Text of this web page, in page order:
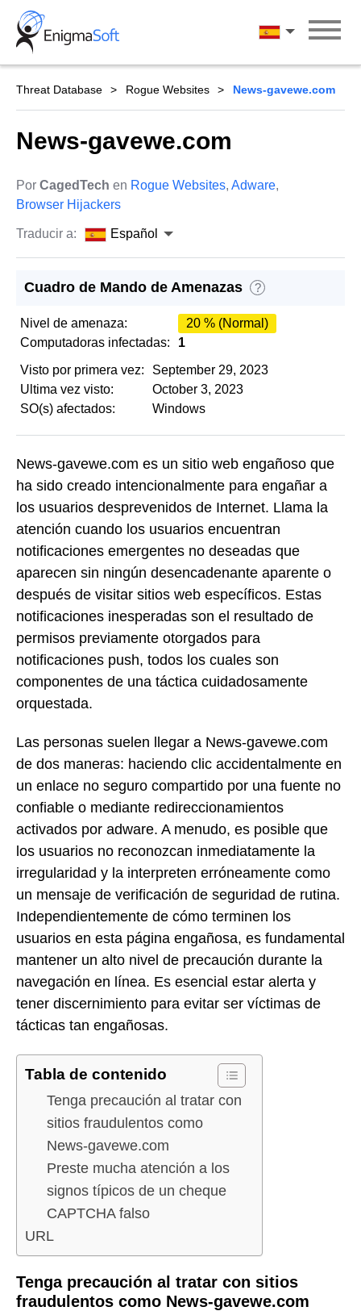
Skip
content
Español
Threat Database Rogue Websites News-gavewe.com
News-gavewe.com
Por CagedTech en Rogue Websites, Adware,
Browser Hijackers
Traducir a: Español
Cuadro de Mando de Amenazas ?
Nivel de amenaza:
20 % (Normal)
Computadoras infectadas:
1
Visto por primera vez:
September 29, 2023
Ultima vez visto:
October 3, 2023
SO(s) afectados:
Windows
News-gavewe.com es un sitio web engañoso que
ha sido creado intencionalmente para engañar a
los usuarios desprevenidos de Internet. Llama la
atención cuando los usuarios encuentran
notificaciones emergentes no deseadas que
aparecen sin ningún desencadenante aparente o
después de visitar sitios web específicos. Estas
notificaciones inesperadas son el resultado de
permisos previamente otorgados para
notificaciones push, todos los cuales son
componentes de una táctica cuidadosamente
orquestada.
Las personas suelen llegar a News-gavewe.com
de dos maneras: haciendo clic accidentalmente en
un enlace no seguro compartido por una fuente no
confiable o mediante redireccionamientos
activados por adware. A menudo, es posible que
los usuarios no reconozcan inmediatamente la
irregularidad y la interpreten erróneamente como
un mensaje de verificación de seguridad de rutina.
Independientemente de cómo terminen los
usuarios en esta página engañosa, es fundamental
mantener un alto nivel de precaución durante la
navegación en línea. Es esencial estar alerta y
tener discernimiento para evitar ser víctimas de
tácticas tan engañosas.
Tabla de contenido
Tenga precaución al tratar con
sitios fraudulentos como
News-gavewe.com
Preste mucha atención a los
signos típicos de un cheque
CAPTCHA falso
URL
Tenga precaución al tratar con sitios
fraudulentos como News-gavewe.com